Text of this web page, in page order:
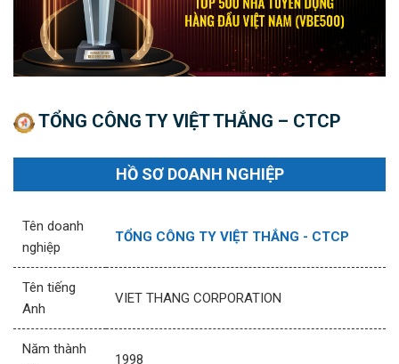
TỔNG CÔNG TY VIỆT THẮNG – CTCP
HỒ SƠ DOANH NGHIỆP
Tên doanh
nghiệp
TỔNG CÔNG TY VIỆT THẮNG - CTCP
Tên tiếng
Anh
VIET THANG CORPORATION
Năm thành
1998